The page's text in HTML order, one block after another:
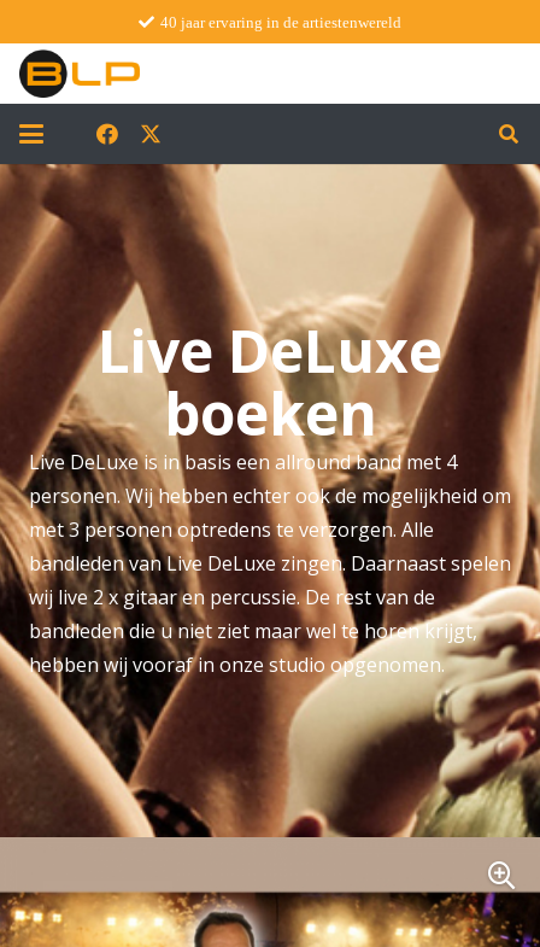
40 jaar ervaring in de artiestenwereld
Live DeLuxe
boeken
Live DeLuxe is in basis een allround band met 4
personen. Wij hebben echter ook de mogelijkheid om
met 3 personen optredens te verzorgen. Alle
bandleden van Live DeLuxe zingen. Daarnaast spelen
wij live 2 x gitaar en percussie. De rest van de
bandleden die u niet ziet maar wel te horen krijgt,
hebben wij vooraf in onze studio opgenomen.